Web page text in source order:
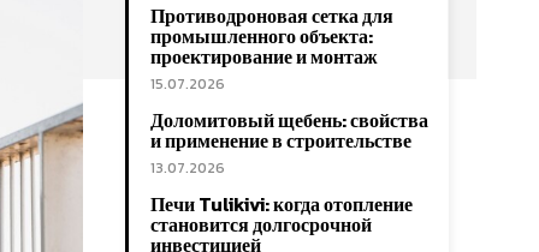
Противодроновая сетка для
промышленного объекта:
проектирование и монтаж
15.07.2026
Доломитовый щебень: свойства
и применение в строительстве
13.07.2026
Печи Tulikivi: когда отопление
становится долгосрочной
инвестицией